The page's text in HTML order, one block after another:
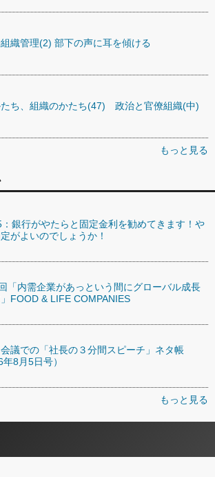
織管理(2) 部下の声に耳を傾ける
たち、組織のかたち(47) 政治と官僚組織(中)
もっと見る
銀行がやたらと固定金利を勧めてきます！や
がよいのでしょうか！
「内需企業があっという間にグローバル成長
FOOD & LIFE COMPANIES
議での「社長の３分間スピーチ」ネタ帳
年8月5日号）
もっと見る